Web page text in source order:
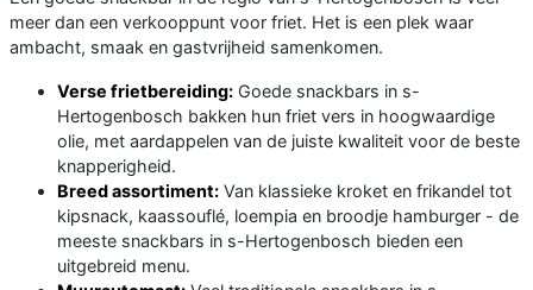
meer dan een verkooppunt voor friet. Het is een plek waar
ambacht, smaak en gastvrijheid samenkomen.
Verse frietbereiding: Goede snackbars in s-
Hertogenbosch bakken hun friet vers in hoogwaardige
olie, met aardappelen van de juiste kwaliteit voor de beste
knapperigheid.
Breed assortiment: Van klassieke kroket en frikandel tot
kipsnack, kaassouflé, loempia en broodje hamburger - de
meeste snackbars in s-Hertogenbosch bieden een
uitgebreid menu.